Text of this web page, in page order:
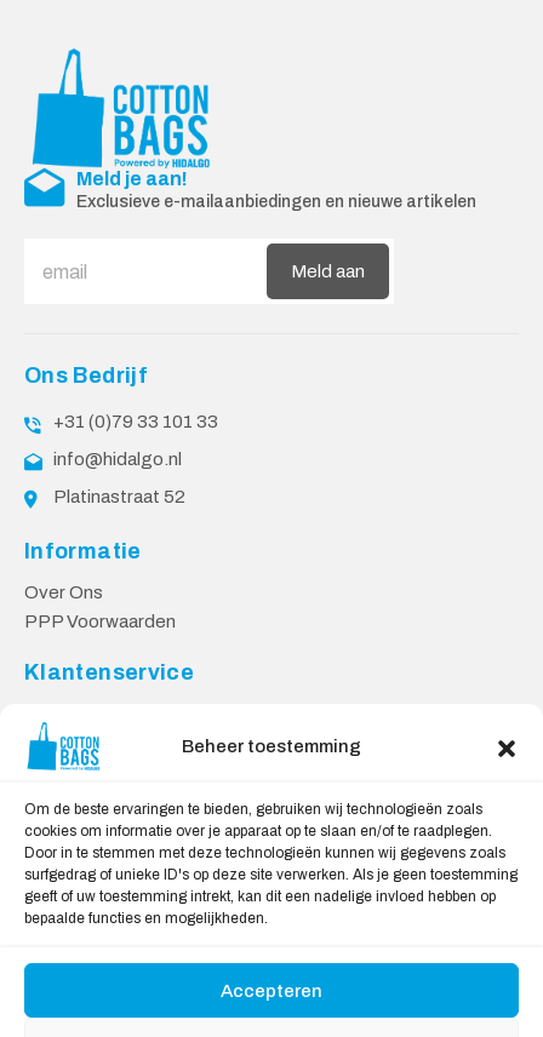
Beheer toestemming
Om de beste ervaringen te bieden, gebruiken wij technologieën zoals
cookies om informatie over je apparaat op te slaan en/of te raadplegen.
Door in te stemmen met deze technologieën kunnen wij gegevens zoals
surfgedrag of unieke ID's op deze site verwerken. Als je geen toestemming
geeft of uw toestemming intrekt, kan dit een nadelige invloed hebben op
bepaalde functies en mogelijkheden.
Accepteren
Meld je aan!
Exclusieve e-mailaanbiedingen en nieuwe artikelen
Meld aan
Ons Bedrijf
+31 (0)79 33 101 33
info@hidalgo.nl
Platinastraat 52
Informatie
Over Ons
PPP Voorwaarden
Klantenservice
Privacy Voorwaarden
Levering en Retourneren
Veilig Shoppen
Mijn account
Winkelwagen
Wij Accepteren: